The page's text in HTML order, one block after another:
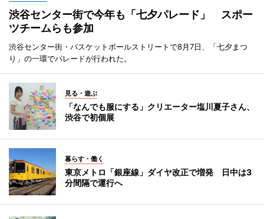
渋谷センター街で今年も「七夕パレード」 スポー
ツチームらも参加
渋谷センター街・バスケットボールストリートで8月7日、「七夕まつ
り」の一環でパレードが行われた。
見る・遊ぶ
「なんでも服にする」クリエーター塩川夏子さん、
渋谷で初個展
暮らす・働く
東京メトロ「銀座線」ダイヤ改正で増発 日中は3
分間隔で運行へ